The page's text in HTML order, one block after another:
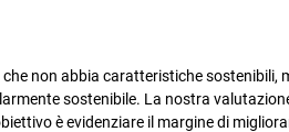
non abbia caratteristiche sostenibili,
sostenibile. La nostra
è evidenziare il margine di